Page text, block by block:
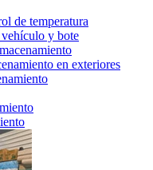
de temperatura
y bote
en exteriores